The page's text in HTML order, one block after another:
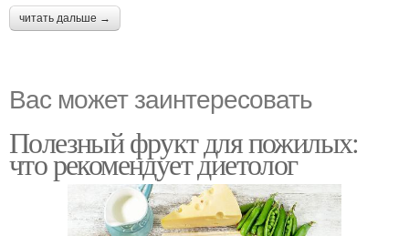
читать дальше →
Вас может заинтересовать
Полезный фрукт для пожилых:
что рекомендует диетолог